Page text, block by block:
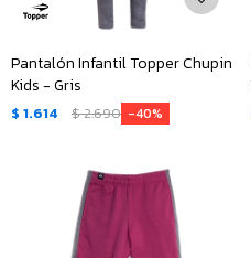
Pantalón Infantil Topper Chupin
Kids - Gris
$ 1.614 $2.690 40